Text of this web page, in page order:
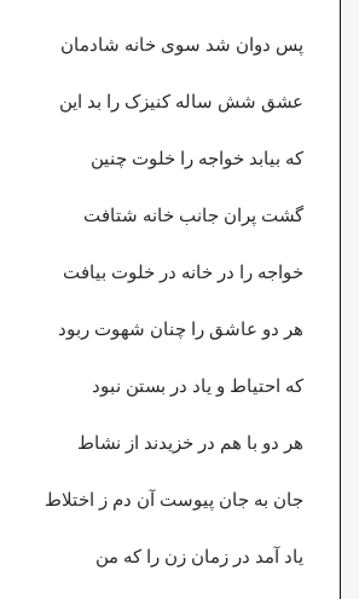
پس دوان شد سوی خانه شادمان
عشق شش ساله کنیزک را بد این
که بیابد خواجه را خلوت چنین
گشت پران جانب خانه شتافت
خواجه را در خانه در خلوت بیافت
هر دو عاشق را چنان شهوت ربود
که احتیاط و یاد در بستن نبود
هر دو با هم در خزیدند از نشاط
جان به جان پیوست آن دم ز اختلاط
یاد آمد در زمان زن را که من